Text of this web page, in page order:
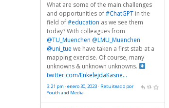
What are some of the main challenges
and opportunities of#ChatGPT in the
field of#education as we see them
today? With colleagues from
@TU_Muenchen @LMU_Muenchen
@uni_tue we have taken a first stab at a
mapping exercise. Of course, many
unknowns & unknown unknowns.
twitter.com/EnkelejdaKasne…
3:21 pm · enero 30, 2023 · Retuiteado por
Youth and Media